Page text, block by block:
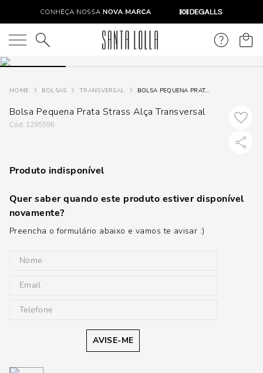
O que você está procurando?
BOLSAS TRANSVERSAL BOLSA PEQUENA PRATA STRASS ALÇA TRANSVERSAL
Bolsa Pequena Prata Strass Alça Transversal
: 1295596
Produto indisponível
Quer saber quando este produto estiver disponível
novamente?
Preencha o formulário abaixo e vamos te avisar :)
AVISE-ME